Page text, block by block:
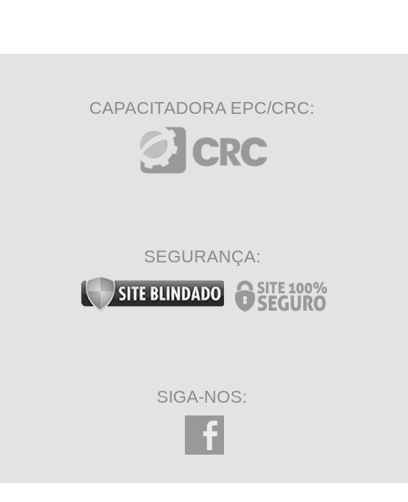
CAPACITADORA EPC/CRC:
SEGURANÇA:
SIGA-NOS: